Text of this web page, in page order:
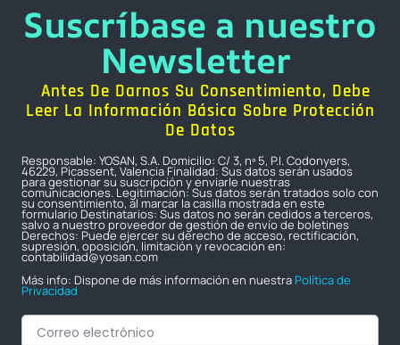
Suscríbase a nuestro
Newsletter
Antes De Darnos Su Consentimiento, Debe
Leer La Información Básica Sobre Protección
De Datos
Responsable: YOSAN, S.A. Domicilio: C/ 3, nº 5, P.I. Codonyers,
46229, Picassent, Valencia Finalidad: Sus datos serán usados
para gestionar su suscripción y enviarle nuestras
comunicaciones. Legitimación: Sus datos serán tratados solo con
su consentimiento, al marcar la casilla mostrada en este
formulario Destinatarios: Sus datos no serán cedidos a terceros,
salvo a nuestro proveedor de gestión de envío de boletines
Derechos: Puede ejercer su derecho de acceso, rectificación,
supresión, oposición, limitación y revocación en:
contabilidad@yosan.com
Más info: Dispone de más información en nuestra Política de
Privacidad